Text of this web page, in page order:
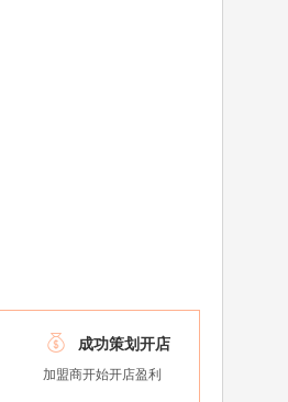
 成功策划开店
加盟商开始开店盈利